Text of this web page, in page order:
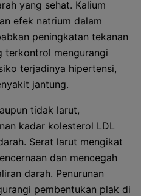
yang sehat. Kalium
efek natrium dalam
peningkatan tekanan
terkontrol mengurangi
terjadinya hipertensi,
jantung.
tidak larut,
kadar kolesterol LDL
Serat larut mengikat
dan mencegah
darah. Penurunan
pembentukan plak di